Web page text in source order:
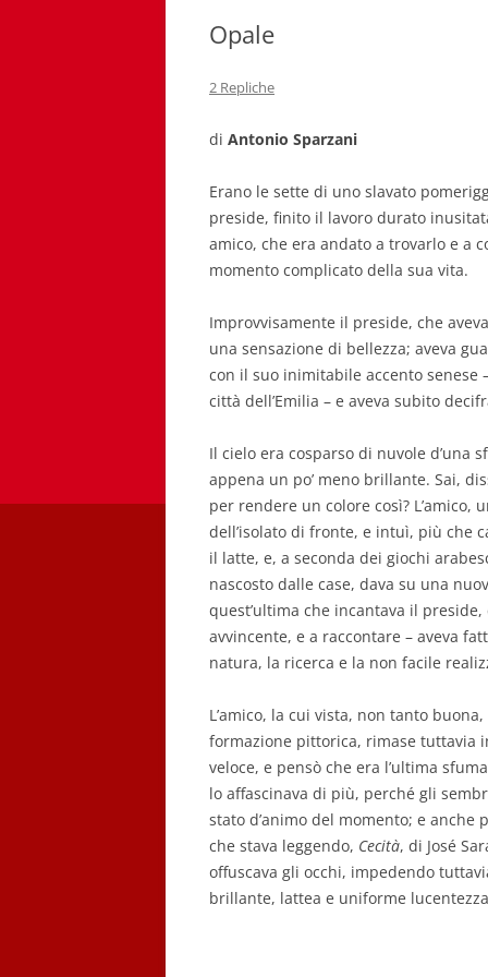
Opale
2 Repliche
di Antonio Sparzani
Erano le sette di uno slavato
preside, finito il lavoro durato
amico, che era andato a trovarlo e a
momento complicato della sua vita.
Improvvisamente il preside, che
una sensazione di bellezza; aveva
con il suo inimitabile accento senese
città dell’Emilia – e aveva subito
Il cielo era cosparso di nuvole d’una
appena un po’ meno brillante. Sai,
per rendere un colore così?
dell’isolato di fronte, e intuì, più che
il latte, e, a seconda dei giochi
nascosto dalle case, dava su una
quest’ultima che incantava il
avvincente, e a raccontare – aveva
natura, la ricerca e la non facile
L’amico, la cui vista, non tanto
formazione pittorica, rimase tuttavia
veloce, e pensò che era l’ultima
lo affascinava di più, perché gli
stato d’animo del momento; e
che stava leggendo, Cecità, di José
offuscava gli occhi, impedendo
brillante, lattea e uniforme